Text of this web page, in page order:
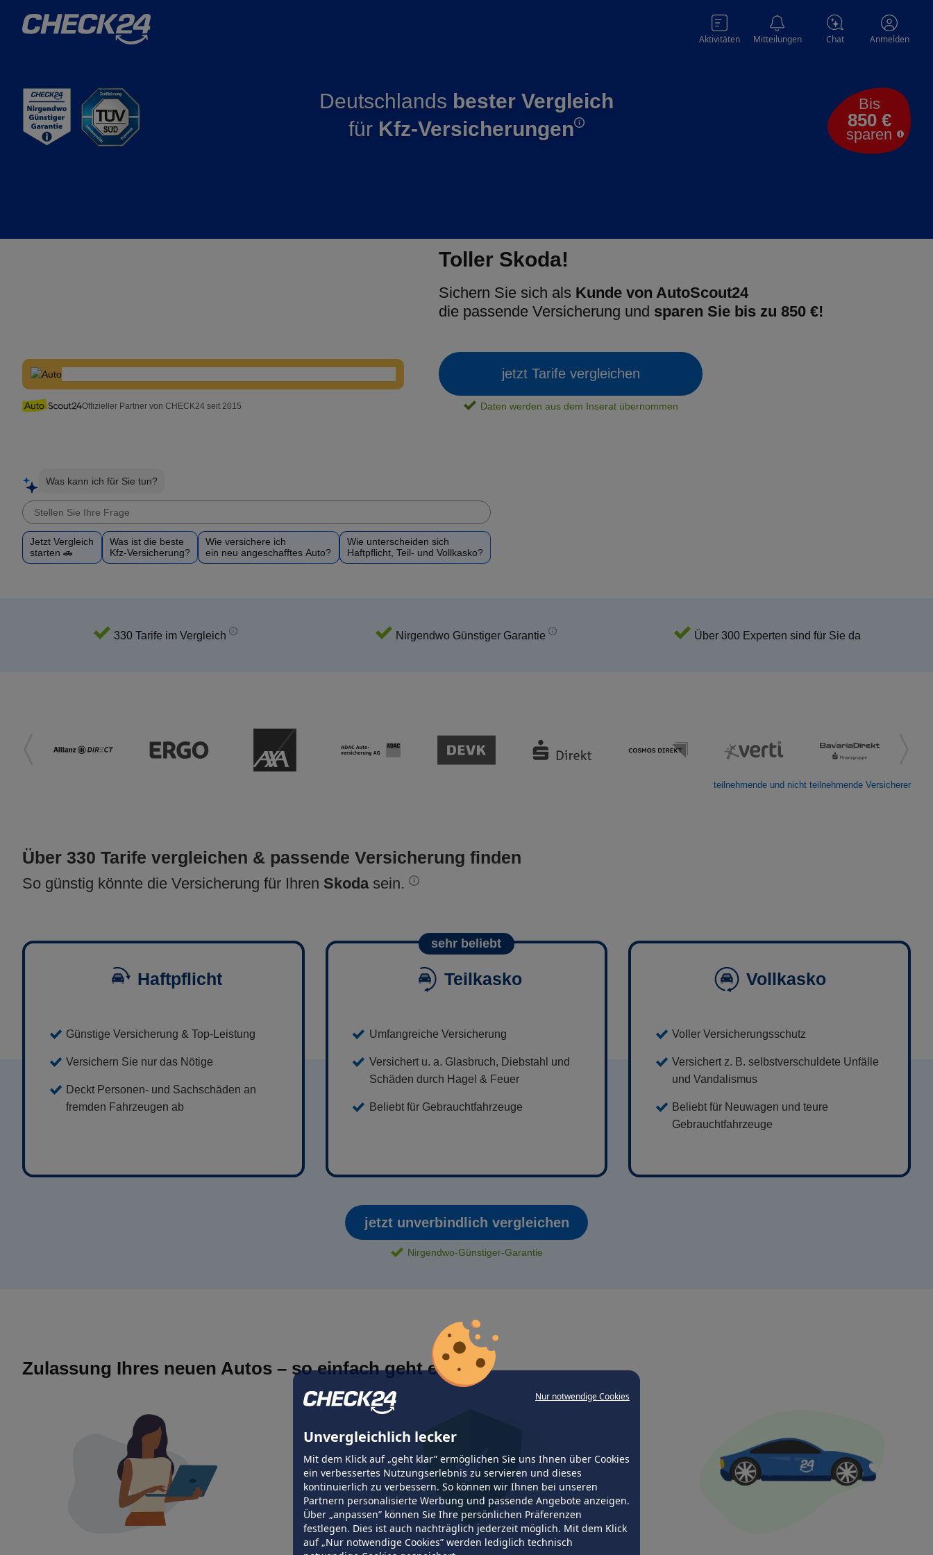
Nur notwendige Cookies
Unvergleichlich lecker
Mit dem Klick auf „geht klar” ermöglichen Sie uns Ihnen über Cookies
ein verbessertes Nutzungserlebnis zu servieren und dieses
kontinuierlich zu verbessern. So können wir Ihnen bei unseren
Partnern personalisierte Werbung und passende Angebote anzeigen.
Über „anpassen” können Sie Ihre persönlichen Präferenzen
festlegen. Dies ist auch nachträglich jederzeit möglich. Mit dem Klick
auf „Nur notwendige Cookies” werden lediglich technisch
Aktivitäten Mitteilungen Chat Anmelden
Deutschlands bester Vergleich
für Kfz-Versicherungen
Bis
850 €
sparen
Offizieller Partner von CHECK24 seit 2015
Toller Skoda!
Sichern Sie sich als Kunde von AutoScout24
die passende Versicherung und sparen Sie bis zu 850 €!
jetzt Tarife vergleichen
Daten werden aus dem Inserat übernommen
Was kann ich für Sie tun?
Jetzt Vergleich
starten 🚗
Was ist die beste
Kfz-Versicherung?
Wie versichere ich
ein neu angeschafftes Auto?
Wie unterscheiden sich
Haftpflicht, Teil- und Vollkasko?
330 Tarife im Vergleich Nirgendwo Günstiger Garantie Über 300 Experten sind für Sie da
teilnehmende und nicht teilnehmende Versicherer
Über 330 Tarife vergleichen & passende Versicherung finden
So günstig könnte die Versicherung für Ihren Skodasein.
Haftpflicht
Günstige Versicherung & Top-Leistung
Versichern Sie nur das Nötige
Deckt Personen- und Sachschäden an
fremden Fahrzeugen ab
sehr beliebt
Teilkasko
Umfangreiche Versicherung
Versichert u. a. Glasbruch, Diebstahl und
Schäden durch Hagel & Feuer
Beliebt für Gebrauchtfahrzeuge
Vollkasko
Voller Versicherungsschutz
Versichert z. B. selbstverschuldete Unfälle
und Vandalismus
Beliebt für Neuwagen und teure
Gebrauchtfahrzeuge
jetzt unverbindlich vergleichen
Nirgendwo-Günstiger-Garantie
Zulassung Ihres neuen Autos – so einfach geht es